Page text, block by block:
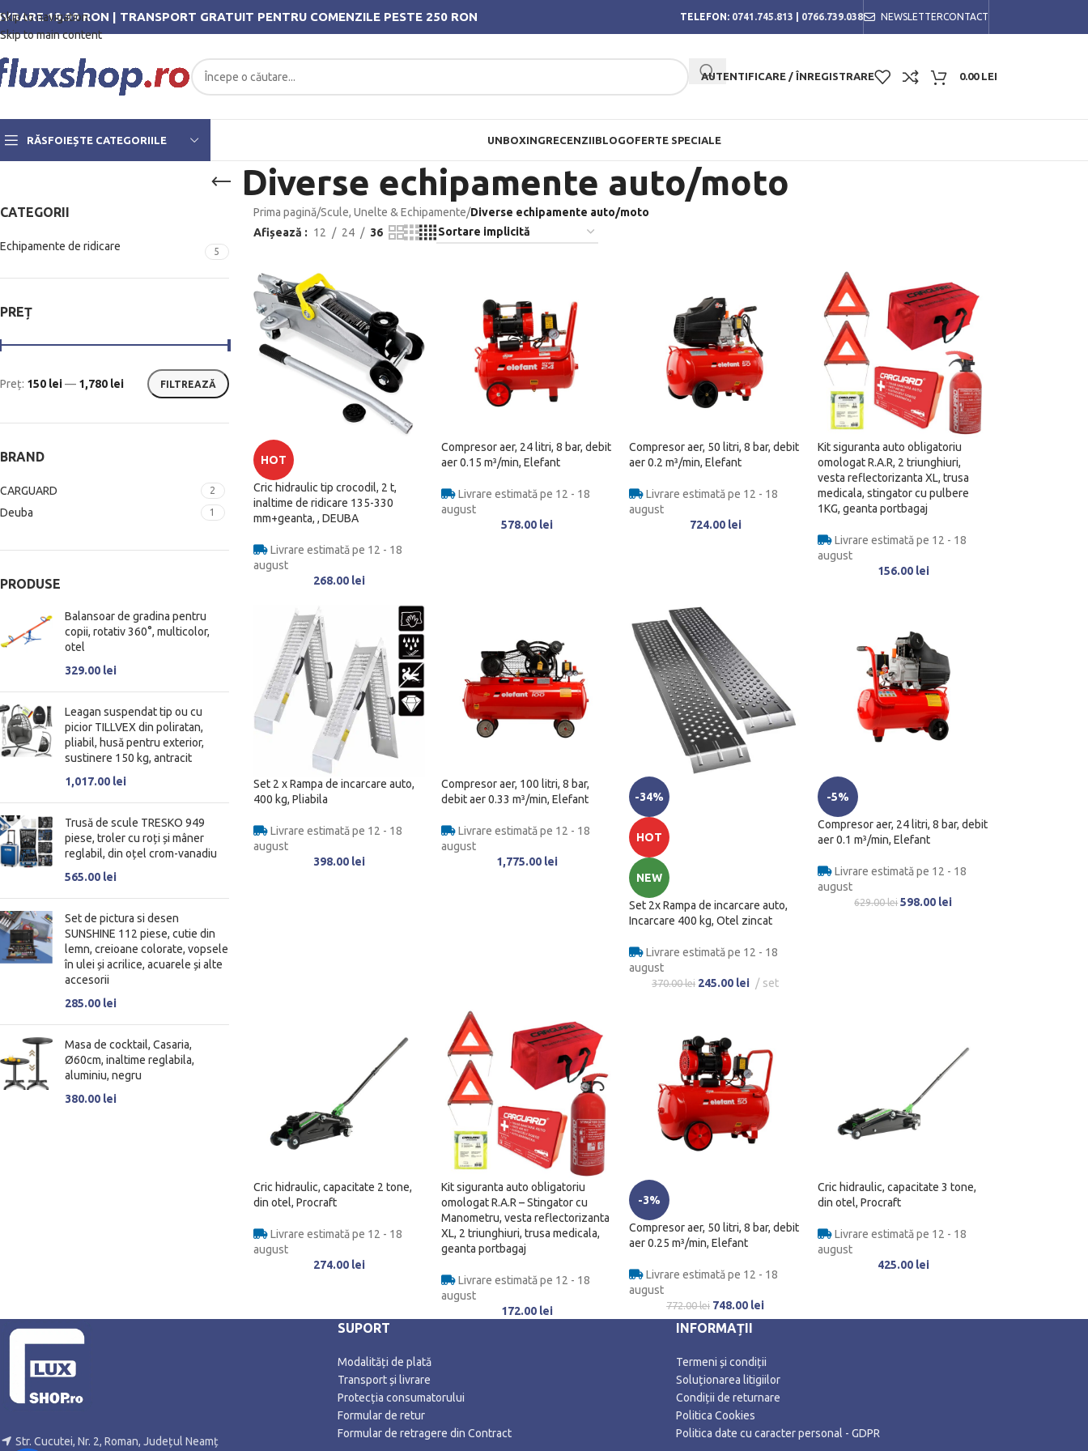
Skip to navigation
Skip to main content
19.99 RON | TRANSPORT GRATUIT PENTRU COMENZILE PESTE 250 RON TELEFON: 0741.745.813 0766.739.038 NEWSLETTERCONTACT
AUTENTIFICARE / ÎNREGISTRARE 0.00 LEI
RĂSFOIEȘTE CATEGORIILE UNBOXINGRECENZIIBLOGOFERTE SPECIALE
Diverse echipamente auto/moto
CATEGORII
Echipamente de ridicare 5
PREȚ
FILTREAZĂ
Preț: 150 lei— 1,780 lei
BRAND
CARGUARD 2
Deuba 1
PRODUSE
Balansoar de gradina pentru
copii, rotativ 360°, multicolor,
otel
329.00 lei
Leagan suspendat tip ou cu
picior TILLVEX din poliratan,
pliabil, husă pentru exterior,
sustinere 150 kg, antracit
1,017.00 lei
Trusă de scule TRESKO 949
piese, troler cu roți și mâner
reglabil, din oțel crom-vanadiu
565.00 lei
Set de pictura si desen
SUNSHINE 112 piese, cutie din
lemn, creioane colorate, vopsele
în ulei și acrilice, acuarele și alte
accesorii
285.00 lei
Masa de cocktail, Casaria,
Ø60cm, inaltime reglabila,
aluminiu, negru
380.00 lei
Prima pagină/Scule, Unelte & Echipamente/Diverse echipamente auto/moto
Afișează
12 24 36
HOT
Cric hidraulic tip crocodil, 2 t,
inaltime de ridicare 135-330
mm+geanta, , DEUBA
Livrare estimată pe 12 - 18
august
268.00 lei
Compresor aer, 24 litri, 8 bar, debit
aer 0.15 m³/min, Elefant
Livrare estimată pe 12 - 18
august
578.00 lei
Compresor aer, 50 litri, 8 bar, debit
aer 0.2 m³/min, Elefant
Livrare estimată pe 12 - 18
august
724.00 lei
Kit siguranta auto obligatoriu
omologat R.A.R, 2 triunghiuri,
vesta reflectorizanta XL, trusa
medicala, stingator cu pulbere
1KG, geanta portbagaj
Livrare estimată pe 12 - 18
august
156.00 lei
Set 2 x Rampa de incarcare auto,
400 kg, Pliabila
Livrare estimată pe 12 - 18
august
398.00 lei
Compresor aer, 100 litri, 8 bar,
debit aer 0.33 m³/min, Elefant
Livrare estimată pe 12 - 18
august
1,775.00 lei
-34%
HOT
NEW
Set 2x Rampa de incarcare auto,
Incarcare 400 kg, Otel zincat
Livrare estimată pe 12 - 18
august
370.00lei 245.00 lei set
-5%
Compresor aer, 24 litri, 8 bar, debit
aer 0.1 m³/min, Elefant
Livrare estimată pe 12 - 18
august
629.00lei 598.00 lei
Cric hidraulic, capacitate 2 tone,
din otel, Procraft
Livrare estimată pe 12 - 18
august
274.00 lei
Kit siguranta auto obligatoriu
omologat R.A.R – Stingator cu
Manometru, vesta reflectorizanta
XL, 2 triunghiuri, trusa medicala,
geanta portbagaj
Livrare estimată pe 12 - 18
august
172.00 lei
-3%
Compresor aer, 50 litri, 8 bar, debit
aer 0.25 m³/min, Elefant
Livrare estimată pe 12 - 18
august
772.00lei 748.00 lei
Cric hidraulic, capacitate 3 tone,
din otel, Procraft
Livrare estimată pe 12 - 18
august
425.00 lei
Str. Cucutei, Nr. 2, Roman, Județul Neamț
SUPORT
Modalități de plată
Transport și livrare
Protecția consumatorului
Formular de retur
Formular de retragere din Contract
INFORMAȚII
Termeni și condiții
Soluționarea litigiilor
Condiții de returnare
Politica Cookies
Politica date cu caracter personal - GDPR